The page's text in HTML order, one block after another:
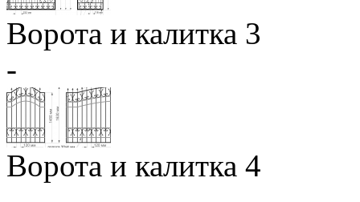
Ворота и калитка 3
-
Ворота и калитка 4